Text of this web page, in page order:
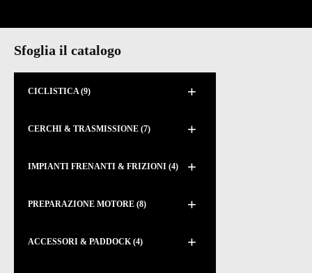
Sfoglia il catalogo
CICLISTICA (9) +
CERCHI & TRASMISSIONE (7) +
IMPIANTI FRENANTI & FRIZIONI (4) +
PREPARAZIONE MOTORE (8) +
ACCESSORI & PADDOCK (4) +